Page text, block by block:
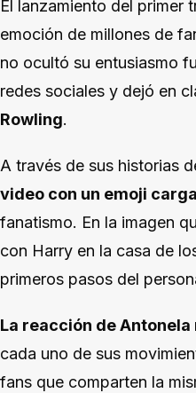
El lanzamiento del primer
emoción de millones de
no ocultó su entusiasmo
redes sociales y dejó en
Rowling.
A través de sus historias
video con un emoji
fanatismo. En la imagen
con Harry en la casa de
primeros pasos del
La reacción de
cada uno de sus
fans que comparten la